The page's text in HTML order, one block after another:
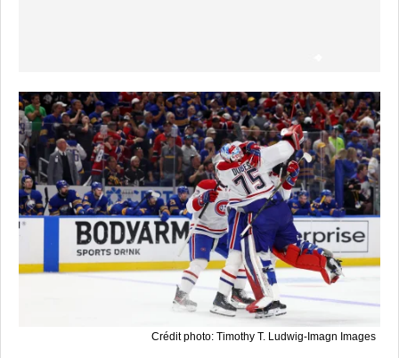
Crédit photo: Timothy T. Ludwig-Imagn Images